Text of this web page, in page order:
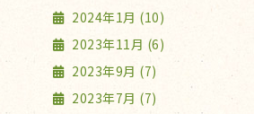
2024年1月 (10)
2023年11月 (6)
2023年9月 (7)
2023年7月 (7)